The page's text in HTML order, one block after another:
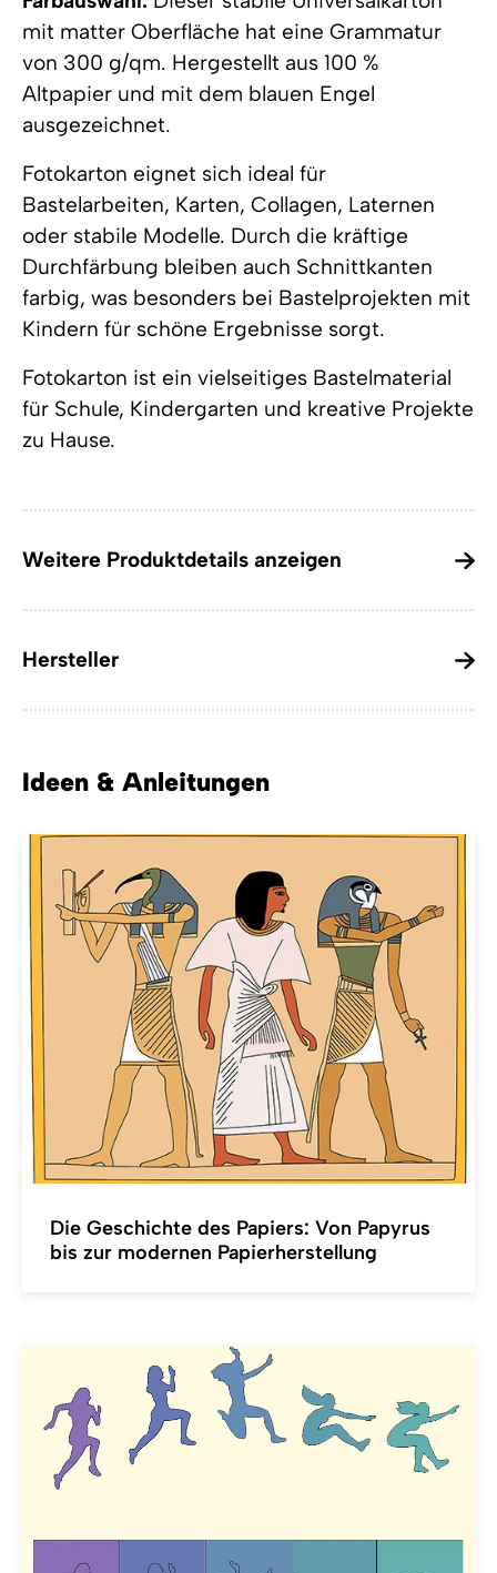
mit matter Oberfläche hat eine Grammatur
von 300 g/qm. Hergestellt aus 100 %
Altpapier und mit dem blauen Engel
ausgezeichnet.
Fotokarton eignet sich ideal für
Bastelarbeiten, Karten, Collagen, Laternen
oder stabile Modelle. Durch die kräftige
Durchfärbung bleiben auch Schnittkanten
farbig, was besonders bei Bastelprojekten mit
Kindern für schöne Ergebnisse sorgt.
Fotokarton ist ein vielseitiges Bastelmaterial
für Schule, Kindergarten und kreative Projekte
zu Hause.
Weitere Produktdetails anzeigen
Hersteller
Ideen & Anleitungen
Die Geschichte des Papiers: Von Papyrus
bis zur modernen Papierherstellung